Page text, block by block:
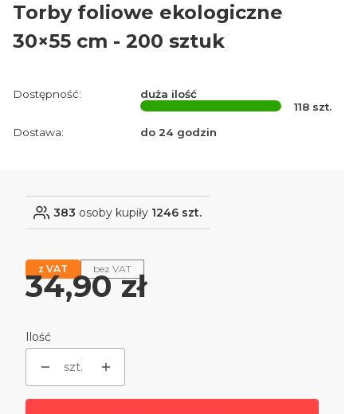
Torby foliowe ekologiczne
30×55 cm - 200 sztuk
Dostępność:
duża ilość
118 szt.
Dostawa:
do 24 godzin
383 osoby kupiły 1246 szt.
z VAT bez VAT
Cena
34,90 zł
Ilość
szt.